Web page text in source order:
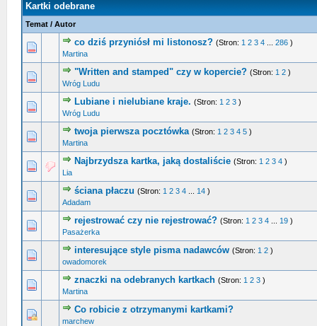
Kartki odebrane
Temat / Autor
co dziś przyniósł mi listonosz? (Stron: 1 2 3 4 286 )
Martina
6 głosów - średnia ocena: 4.67 na 5 gwiazdek
123 45
"Written and stamped" czy w kopercie? (Stron: 1 2 )
Wróg Ludu
0 głosów - średnia ocena: 0 na 5 gwiazdek
12345
Lubiane i nielubiane kraje. (Stron: 1 2 3 )
Wróg Ludu
0 głosów - średnia ocena: 0 na 5 gwiazdek
12345
twoja pierwsza pocztówka (Stron: 1 2 3 4 5 )
Martina
0 głosów - średnia ocena: 0 na 5 gwiazdek
1 2345
Najbrzydsza kartka, jaką dostaliście (Stron: 1 2 3 4 )
Lia
0 głosów - średnia ocena: 0 na 5 gwiazdek
1234 5
ściana płaczu (Stron: 1 2 3 4 14 )
Adadam
0 głosów - średnia ocena: 0 na 5 gwiazdek
12345
rejestrować czy nie rejestrować? (Stron: 1 2 3 4 19 )
Pasażerka
0 głosów - średnia ocena: 0 na 5 gwiazdek
1 234 5
interesujące style pisma nadawców (Stron: 1 2 )
owadomorek
0 głosów - średnia ocena: 0 na 5 gwiazdek
123 45
znaczki na odebranych kartkach (Stron: 1 2 3 )
Martina
0 głosów - średnia ocena: 0 na 5 gwiazdek
12345
Co robicie z otrzymanymi kartkami?
marchew
0 głosów - średnia ocena: 0 na 5 gwiazdek
12345